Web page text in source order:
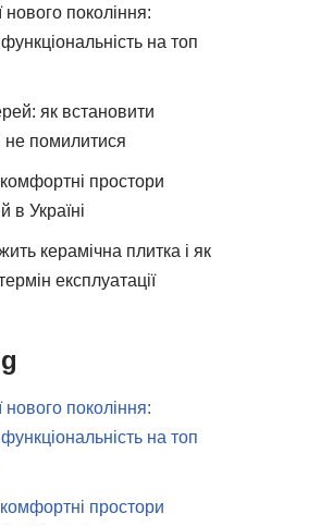
нового покоління:
на топ
як встановити
не помилитися
простори
в Україні
керамічна плитка і як
експлуатації
нового покоління:
на топ
простори